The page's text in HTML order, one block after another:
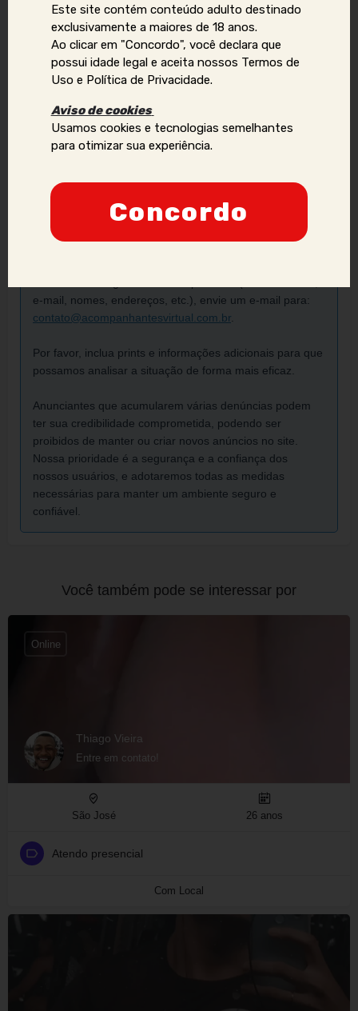
Sexo Virtual
Denunciar anúncio
Aviso Importante:
e-mail, nomes, endereços, etc.), envie um e-mail para:
contato@acompanhantesvirtual.com.br
Por favor, inclua prints e informações adicionais para que
possamos analisar a situação de forma mais eficaz.
Anunciantes que acumularem várias denúncias podem
ter sua credibilidade comprometida, podendo ser
proibidos de manter ou criar novos anúncios no site.
Nossa prioridade é a segurança e a confiança dos
nossos usuários, e adotaremos todas as medidas
necessárias para manter um ambiente seguro e
confiável.
Você também pode se interessar por
Thiago Vieira
Entre em contato!
Online
São José 26 anos
Atendo presencial
Com Local
Este site contém conteúdo adulto destinado
exclusivamente a maiores de 18 anos.
Ao clicar em "Concordo", você declara que
possui idade legal e aceita nossos Termos de
Uso e Política de Privacidade.
Aviso de cookies
Usamos cookies e tecnologias semelhantes
para otimizar sua experiência.
Concordo